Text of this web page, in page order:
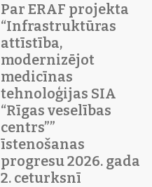
Par ERAF projekta
“Infrastruktūras
attīstība,
modernizējot
medicīnas
tehnoloģijas SIA
“Rīgas veselības
centrs””
īstenošanas
progresu 2026. gada
2. ceturksnī